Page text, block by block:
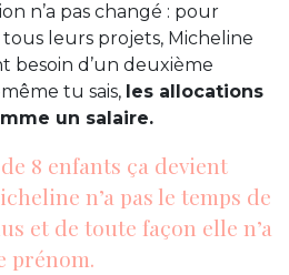
n’a pas changé : pour
leurs projets, Micheline
besoin d’un deuxième
tu sais, les allocations
un salaire.
8 enfants ça devient
n’a pas le temps de
et de toute façon elle n’a
prénom.